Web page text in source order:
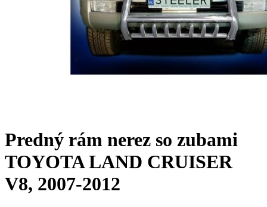
Predný rám nerez so zubami
TOYOTA LAND CRUISER
V8, 2007-2012